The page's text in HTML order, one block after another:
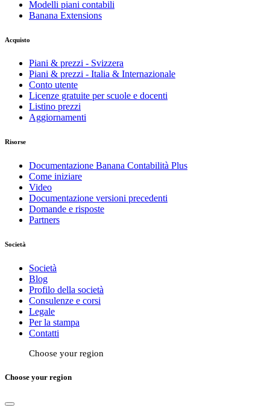
Modelli piani contabili
Banana Extensions
Acquisto
Piani & prezzi - Svizzera
Piani & prezzi - Italia & Internazionale
Conto utente
Licenze gratuite per scuole e docenti
Listino prezzi
Aggiornamenti
Risorse
Documentazione Banana Contabilità Plus
Come iniziare
Video
Documentazione versioni precedenti
Domande e risposte
Partners
Società
Società
Blog
Profilo della società
Consulenze e corsi
Legale
Per la stampa
Contatti
Choose your region
Choose your region